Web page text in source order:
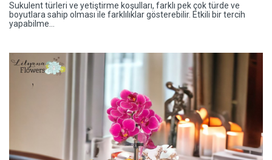
Sukulent türleri ve yetiştirme koşulları, farklı pek çok türde ve
boyutlara sahip olması ile farklılıklar gösterebilir. Etkili bir tercih
yapabilme...